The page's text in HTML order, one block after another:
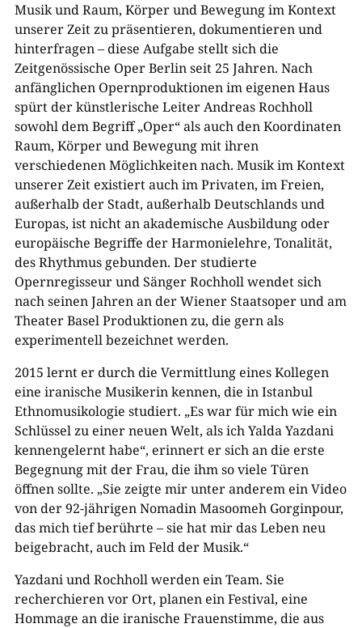
Musik und Raum, Körper und Bewegung im Kontext
unserer Zeit zu präsentieren, dokumentieren und
hinterfragen – diese Aufgabe stellt sich die
Zeitgenössische Oper Berlin seit 25 Jahren. Nach
anfänglichen Opernproduktionen im eigenen Haus
spürt der künstlerische Leiter Andreas Rochholl
sowohl dem Begriff „Oper“ als auch den Koordinaten
Raum, Körper und Bewegung mit ihren
verschiedenen Möglichkeiten nach. Musik im Kontext
unserer Zeit existiert auch im Privaten, im Freien,
außerhalb der Stadt, außerhalb Deutschlands und
Europas, ist nicht an akademische Ausbildung oder
europäische Begriffe der Harmonielehre, Tonalität,
des Rhythmus gebunden. Der studierte
Opernregisseur und Sänger Rochholl wendet sich
nach seinen Jahren an der Wiener Staatsoper und am
Theater Basel Produktionen zu, die gern als
experimentell bezeichnet werden.
2015 lernt er durch die Vermittlung eines Kollegen
eine iranische Musikerin kennen, die in Istanbul
Ethnomusikologie studiert. „Es war für mich wie ein
Schlüssel zu einer neuen Welt, als ich Yalda Yazdani
kennengelernt habe“, erinnert er sich an die erste
Begegnung mit der Frau, die ihm so viele Türen
öffnen sollte. „Sie zeigte mir unter anderem ein Video
von der 92-jährigen Nomadin Masoomeh Gorginpour,
das mich tief berührte – sie hat mir das Leben neu
beigebracht, auch im Feld der Musik.“
Yazdani und Rochholl werden ein Team. Sie
recherchieren vor Ort, planen ein Festival, eine
Hommage an die iranische Frauenstimme, die aus